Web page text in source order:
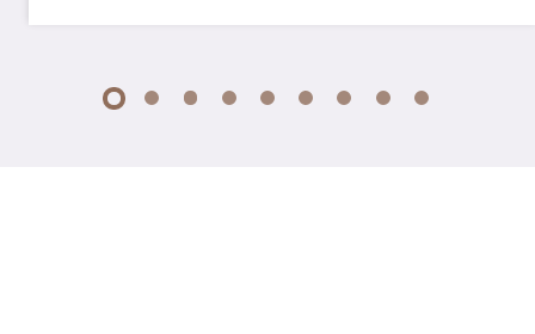
1 2 3 4 5 6 7 8 9